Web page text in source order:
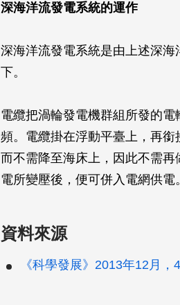
深海洋流發電系統的運作
深海洋流發電系統是由上述深
下。
電纜把渦輪發電機群組所發的
頻。電纜掛在浮動平臺上，再銜
而不需降至海床上，因此不需
電所變壓後，便可併入電網供電。
資料來源
《科學發展》2013年12月